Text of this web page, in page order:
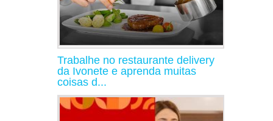
Trabalhe no restaurante delivery
da Ivonete e aprenda muitas
coisas d...